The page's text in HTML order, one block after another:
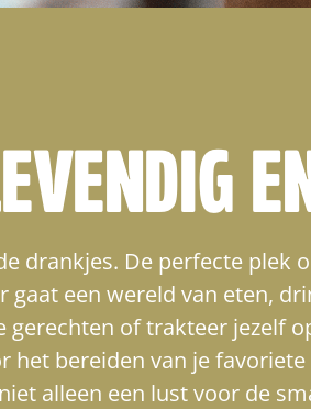
drankjes. De perfecte plek
een wereld van eten,
of trakteer jezelf
het bereiden van je
alleen een lust voor de